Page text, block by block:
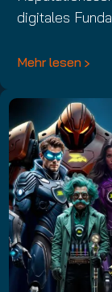
digitales
Mehr lesen